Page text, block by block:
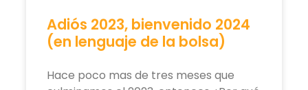
Adiós 2023, bienvenido 2024
(en lenguaje de la bolsa)
Hace poco mas de tres meses que